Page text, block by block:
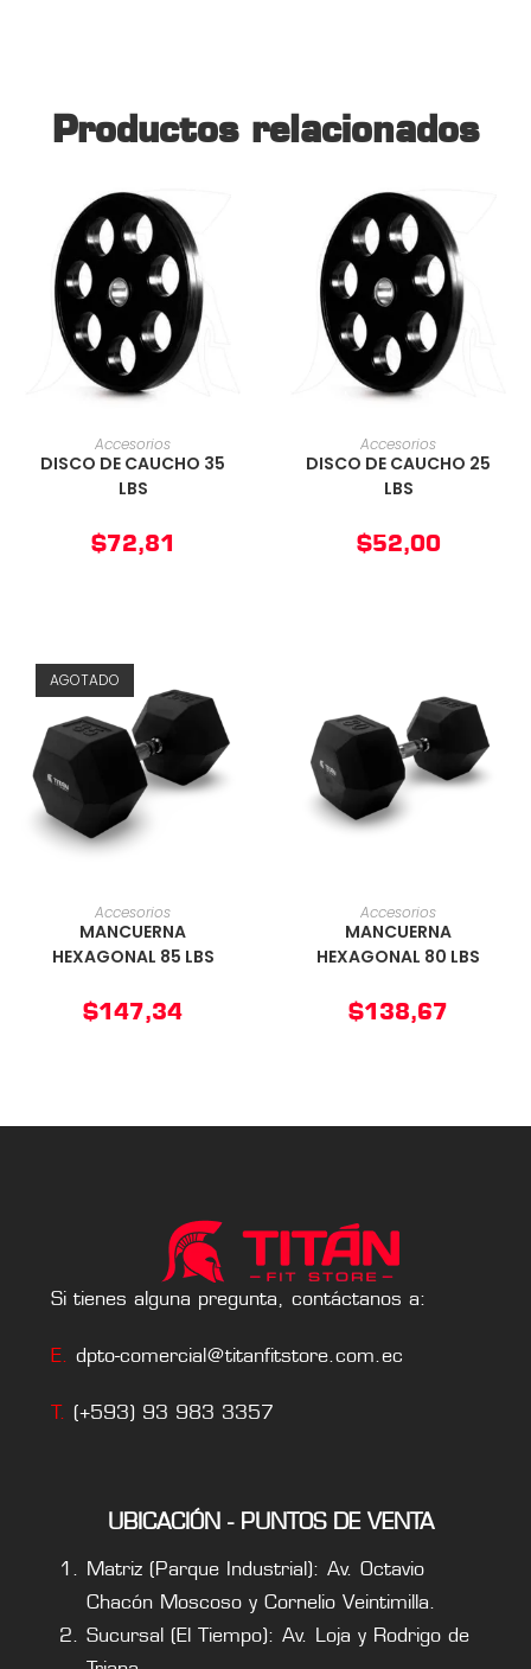
Productos relacionados
AÑADIR AL CARRITO
Accesorios
DISCO DE CAUCHO 35
LBS
$72,81
AÑADIR AL CARRITO
Accesorios
DISCO DE CAUCHO 25
LBS
$52,00
AGOTADO
AÑADIR AL CARRITO
Accesorios
MANCUERNA
HEXAGONAL 85 LBS
$147,34
AÑADIR AL CARRITO
Accesorios
MANCUERNA
HEXAGONAL 80 LBS
$138,67
Si tienes alguna pregunta, contáctanos a:
E. dpto-comercial@titanfitstore.com.ec
T. (+593) 93 983 3357
UBICACIÓN - PUNTOS DE VENTA
Matriz (Parque Industrial): Av. Octavio
Chacón Moscoso y Cornelio Veintimilla.
Sucursal (El Tiempo): Av. Loja y Rodrigo de